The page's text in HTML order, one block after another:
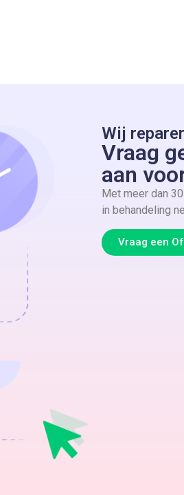
Wij
Vraag
aan
Met meer dan
in behandeling
Vraag een